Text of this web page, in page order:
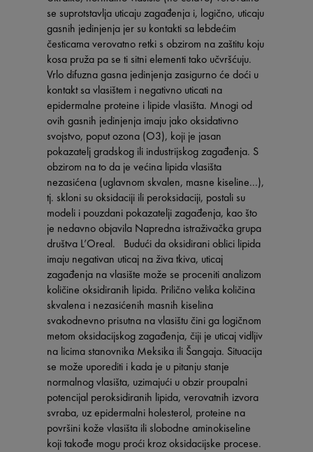
se suprotstavlja uticaju zagađenja i, logično, uticaju
gasnih jedinjenja jer su kontakti sa lebdećim
česticama verovatno retki s obzirom na zaštitu koju
kosa pruža pa se ti sitni elementi tako učvršćuju.
Vrlo difuzna gasna jedinjenja zasigurno će doći u
kontakt sa vlasištem i negativno uticati na
epidermalne proteine i lipide vlasišta. Mnogi od
ovih gasnih jedinjenja imaju jako oksidativno
svojstvo, poput ozona (O3), koji je jasan
pokazatelj gradskog ili industrijskog zagađenja. S
obzirom na to da je većina lipida vlasišta
nezasićena (uglavnom skvalen, masne kiseline...),
tj. skloni su oksidaciji ili peroksidaciji, postali su
modeli i pouzdani pokazatelji zagađenja, kao što
je nedavno objavila Napredna istraživačka grupa
društva L’Oreal. Budući da oksidirani oblici lipida
imaju negativan uticaj na živa tkiva, uticaj
zagađenja na vlasište može se proceniti analizom
količine oksidiranih lipida. Prilično velika količina
skvalena i nezasićenih masnih kiselina
svakodnevno prisutna na vlasištu čini ga logičnom
metom oksidacijskog zagađenja, čiji je uticaj vidljiv
na licima stanovnika Meksika ili Šangaja. Situacija
se može uporediti i kada je u pitanju stanje
normalnog vlasišta, uzimajući u obzir proupalni
potencijal peroksidiranih lipida, verovatnih izvora
svraba, uz epidermalni holesterol, proteine na
površini kože vlasišta ili slobodne aminokiseline
koji takođe mogu proći kroz oksidacijske procese.